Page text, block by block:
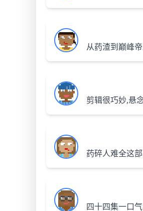
从药渣到巅峰
剪辑很巧妙,悬
药碎人难全这
四十四集一口